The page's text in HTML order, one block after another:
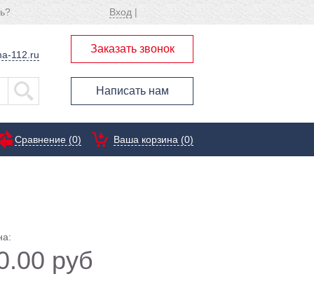
Вход |
112.ru Заказать звонок
Написать нам
Ваша корзина (0)
Сравнение (0)
руб